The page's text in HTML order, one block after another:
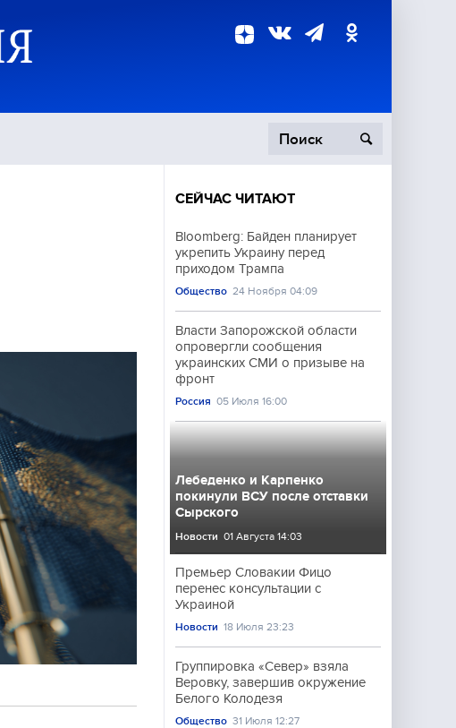
Происшествия
СЕЙЧАС ЧИТАЮТ
Bloomberg: Байден планирует
укрепить Украину перед
приходом Трампа
Общество 24 Ноября 04:09
Власти Запорожской области
опровергли сообщения
украинских СМИ о призыве на
фронт
Россия 05 Июля 16:00
Лебеденко и Карпенко
покинули ВСУ после отставки
Сырского
Новости 01 Августа 14:03
Премьер Словакии Фицо
перенес консультации с
Украиной
Новости 18 Июля 23:23
Группировка «Север» взяла
Веровку, завершив окружение
Белого Колодезя
Общество 31 Июля 12:27